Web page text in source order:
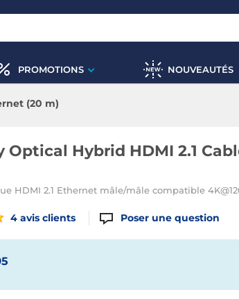
PROMOTIONS NOUVEAUTÉS
(20 m)
Optical Hybrid HDMI 2.1
HDMI 2.1 Ethernet mâle/mâle compatible
4 avis clients Poser une question